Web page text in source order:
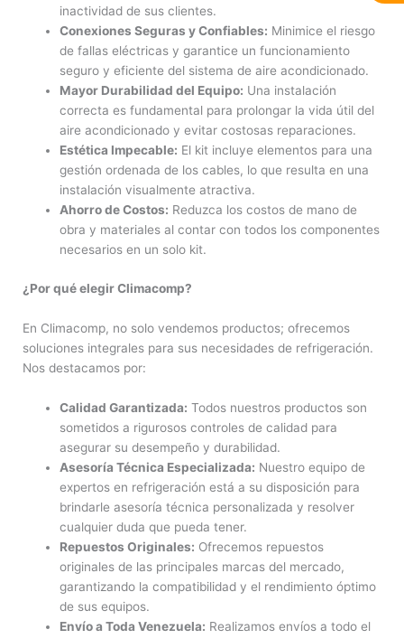
inactividad de sus clientes.
Conexiones Seguras y Confiables: Minimice el riesgo
de fallas eléctricas y garantice un funcionamiento
seguro y eficiente del sistema de aire acondicionado.
Mayor Durabilidad del Equipo: Una instalación
correcta es fundamental para prolongar la vida útil del
aire acondicionado y evitar costosas reparaciones.
Estética Impecable: El kit incluye elementos para una
gestión ordenada de los cables, lo que resulta en una
instalación visualmente atractiva.
Ahorro de Costos: Reduzca los costos de mano de
obra y materiales al contar con todos los componentes
necesarios en un solo kit.
¿Por qué elegir Climacomp?
En Climacomp, no solo vendemos productos; ofrecemos
soluciones integrales para sus necesidades de refrigeración.
Nos destacamos por:
Calidad Garantizada: Todos nuestros productos son
sometidos a rigurosos controles de calidad para
asegurar su desempeño y durabilidad.
Asesoría Técnica Especializada: Nuestro equipo de
expertos en refrigeración está a su disposición para
brindarle asesoría técnica personalizada y resolver
cualquier duda que pueda tener.
Repuestos Originales: Ofrecemos repuestos
originales de las principales marcas del mercado,
garantizando la compatibilidad y el rendimiento óptimo
de sus equipos.
Envío a Toda Venezuela: Realizamos envíos a todo el